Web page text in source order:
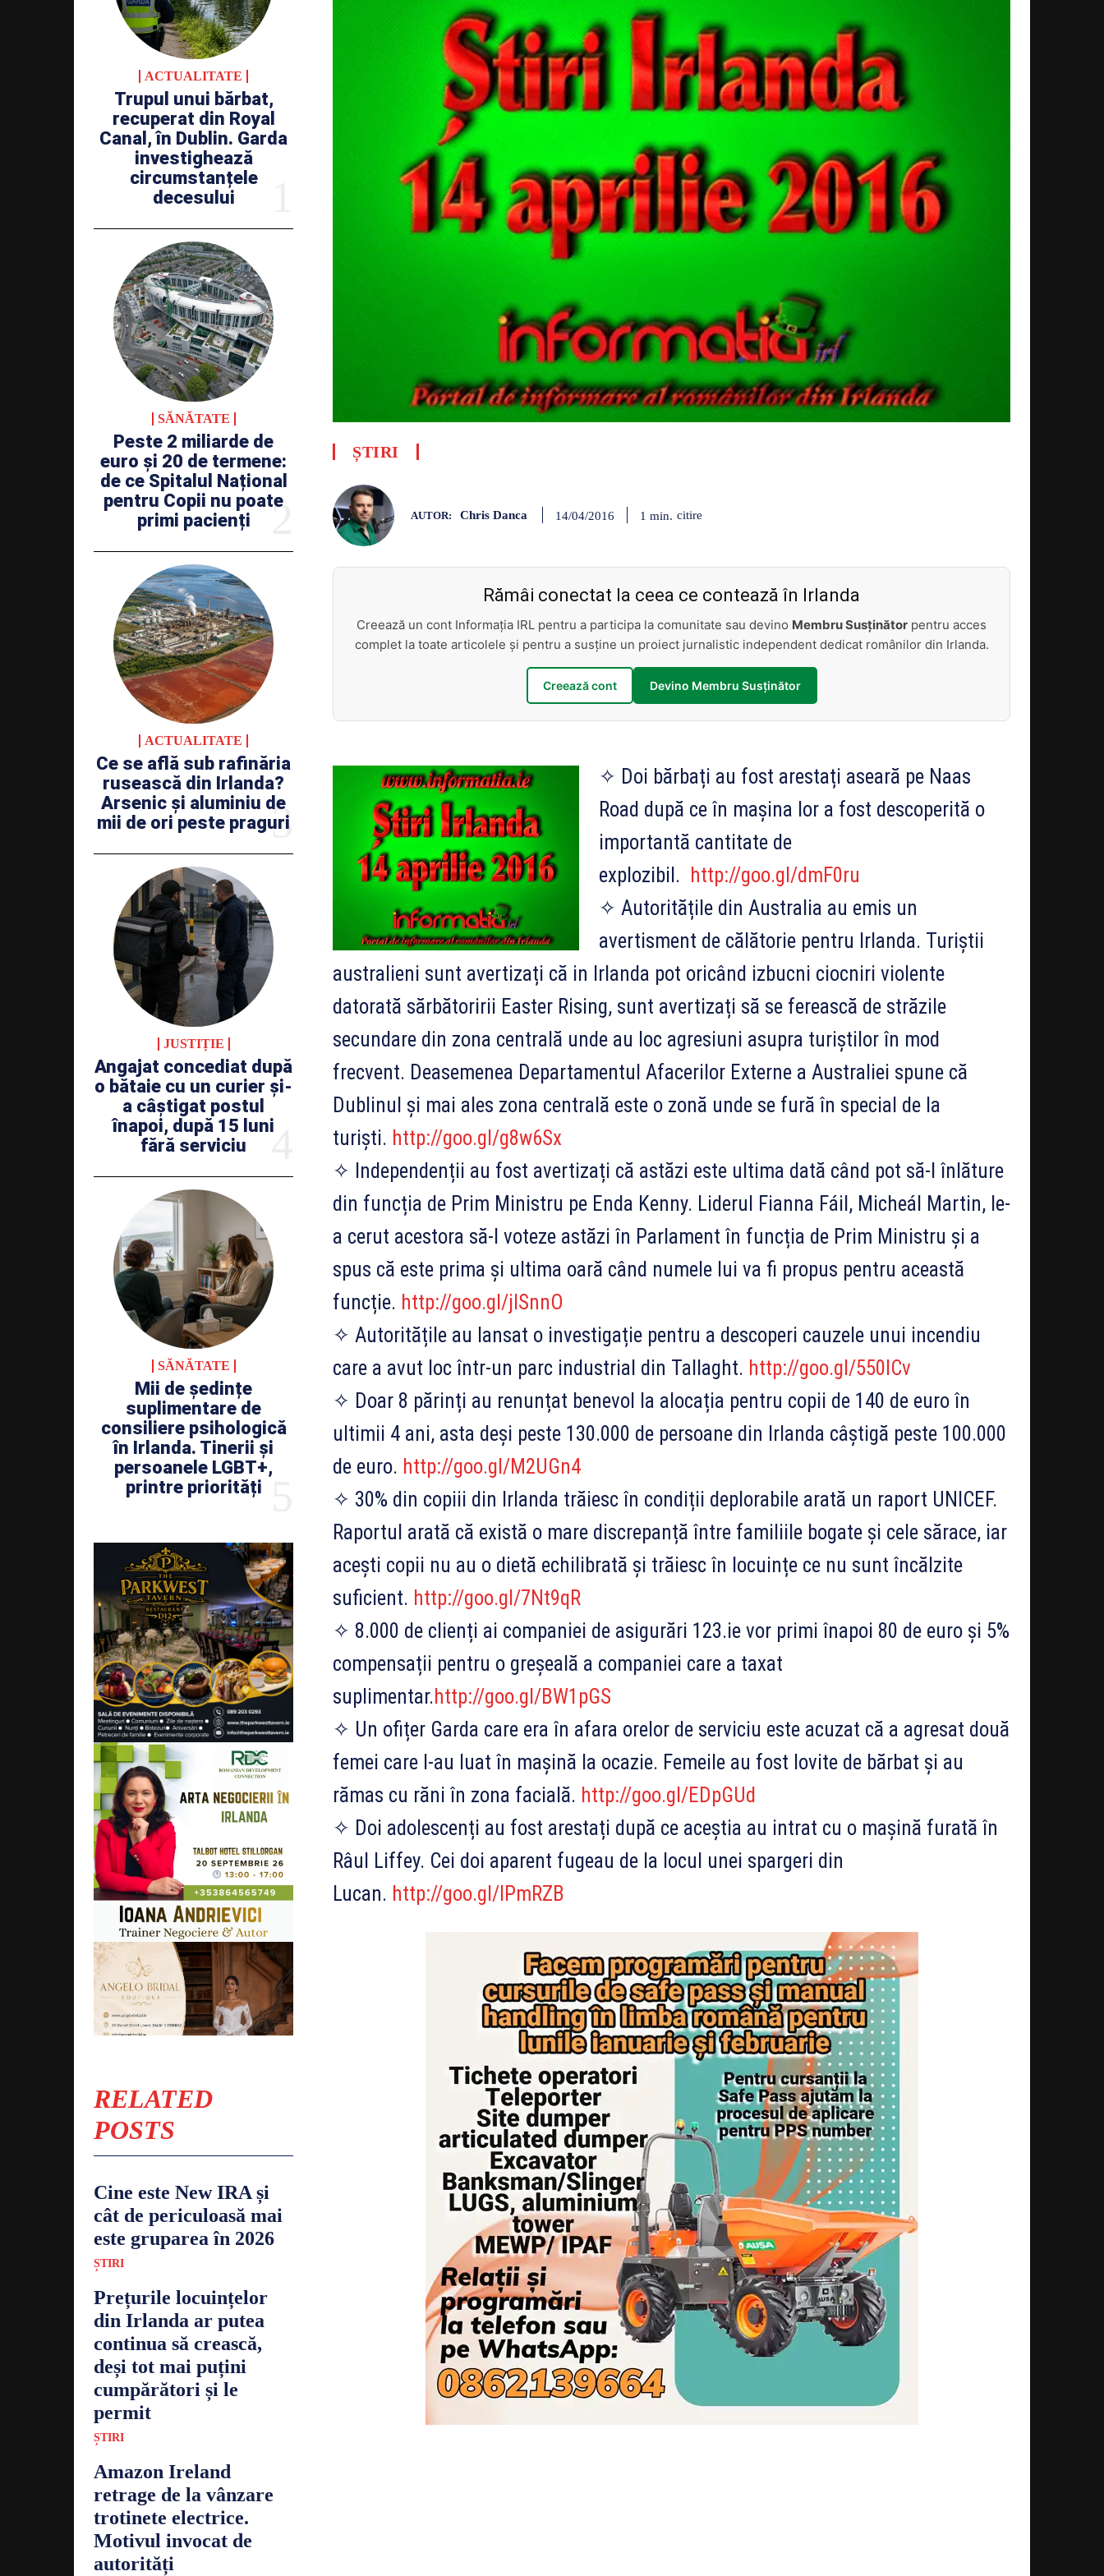
ACTUALITATE
Trupul unui bărbat,
recuperat din Royal
Canal, în Dublin. Garda
investighează
circumstanțele
decesului
SĂNĂTATE
Peste 2 miliarde de
euro și 20 de termene:
de ce Spitalul Național
pentru Copii nu poate
primi pacienți
ACTUALITATE
Ce se află sub rafinăria
rusească din Irlanda?
Arsenic și aluminiu de
mii de ori peste praguri
JUSTIȚIE
Angajat concediat după
o bătaie cu un curier și-
a câștigat postul
înapoi, după 15 luni
fără serviciu
SĂNĂTATE
Mii de ședințe
suplimentare de
consiliere psihologică
în Irlanda. Tinerii și
persoanele LGBT+,
printre priorități
RELATED
POSTS
Cine este New IRA și
cât de periculoasă mai
este gruparea în 2026
ȘTIRI
Prețurile locuințelor
din Irlanda ar putea
continua să crească,
deși tot mai puțini
cumpărători și le
permit
ȘTIRI
Amazon Ireland
retrage de la vânzare
trotinete electrice.
Motivul invocat de
autorități
ȘTIRI
AUTOR: Chris Danca 14/04/2016 1 min. citire
Rămâi conectat la ceea ce contează în Irlanda
Creează un cont Informația IRL pentru a participa la comunitate sau devino Membru Susținător pentru acces
complet la toate articolele și pentru a susține un proiect jurnalistic independent dedicat românilor din Irlanda.
Creează cont Devino Membru Susținător
✧ Doi bărbați au fost arestați aseară pe Naas
Road după ce în mașina lor a fost descoperită o
importantă cantitate de
explozibil. http://goo.gl/dmF0ru
✧ Autoritățile din Australia au emis un
avertisment de călătorie pentru Irlanda. Turiștii
australieni sunt avertizați că in Irlanda pot oricând izbucni ciocniri violente
datorată sărbătoririi Easter Rising, sunt avertizați să se ferească de străzile
secundare din zona centrală unde au loc agresiuni asupra turiștilor în mod
frecvent. Deasemenea Departamentul Afacerilor Externe a Australiei spune că
Dublinul și mai ales zona centrală este o zonă unde se fură în special de la
turiști. http://goo.gl/g8w6Sx
✧ Independenții au fost avertizați că astăzi este ultima dată când pot să-l înlăture
din funcția de Prim Ministru pe Enda Kenny. Liderul Fianna Fáil, Micheál Martin, le-
a cerut acestora să-l voteze astăzi în Parlament în funcția de Prim Ministru și a
spus că este prima și ultima oară când numele lui va fi propus pentru această
funcție. http://goo.gl/jISnnO
✧ Autoritățile au lansat o investigație pentru a descoperi cauzele unui incendiu
care a avut loc într-un parc industrial din Tallaght. http://goo.gl/550lCv
✧ Doar 8 părinți au renunțat benevol la alocația pentru copii de 140 de euro în
ultimii 4 ani, asta deși peste 130.000 de persoane din Irlanda câștigă peste 100.000
de euro. http://goo.gl/M2UGn4
✧ 30% din copiii din Irlanda trăiesc în condiții deplorabile arată un raport UNICEF.
Raportul arată că există o mare discrepanță între familiile bogate și cele sărace, iar
acești copii nu au o dietă echilibrată și trăiesc în locuințe ce nu sunt încălzite
suficient. http://goo.gl/7Nt9qR
✧ 8.000 de clienți ai companiei de asigurări 123.ie vor primi înapoi 80 de euro și 5%
compensații pentru o greșeală a companiei care a taxat
suplimentar.http://goo.gl/BW1pGS
✧ Un ofițer Garda care era în afara orelor de serviciu este acuzat că a agresat două
femei care l-au luat în mașină la ocazie. Femeile au fost lovite de bărbat și au
rămas cu răni în zona facială. http://goo.gl/EDpGUd
✧ Doi adolescenți au fost arestați după ce aceștia au intrat cu o mașină furată în
Râul Liffey. Cei doi aparent fugeau de la locul unei spargeri din
Lucan. http://goo.gl/lPmRZB